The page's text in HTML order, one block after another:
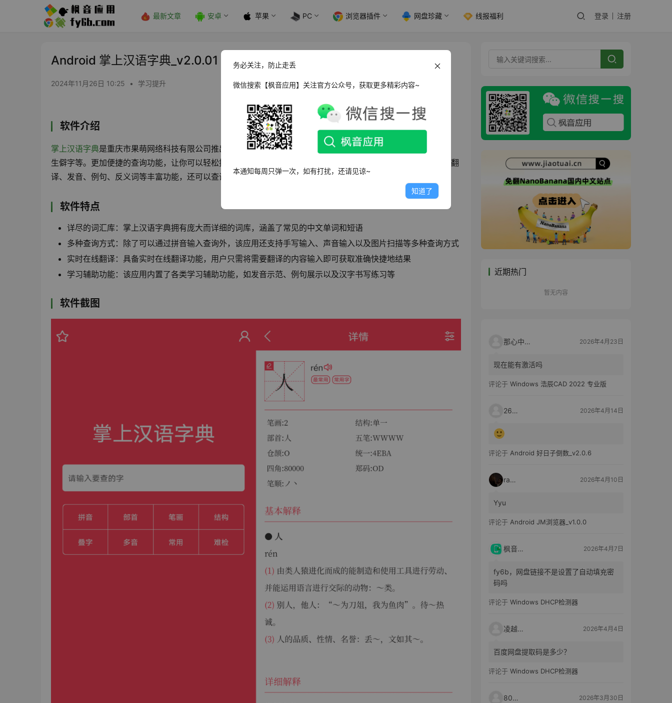
最新文章 安卓 苹果 PC 浏览器插件 网盘珍藏 线报福利 登录 注册
Android 掌上汉语字典_v2.0.01
2024年11月26日 10:25 • 学习提升
软件介绍
掌上汉语字典是重庆市果萌网络科技有限公司推出的 汉字查询APP，收录超过3万汉字，容纳了现代汉语中常用字、
生僻字等。更加便捷的查询功能，让你可以轻松搞定自己的汉字学习需求。所有的功能全部免费使用，提供中英文翻
译、发音、例句、反义词等丰富功能，还可以查询成语、俗语、近反义词等各种词汇。
软件特点
详尽的词汇库：掌上汉语字典拥有庞大而详细的词库，涵盖了常见的中文单词和短语
多种查询方式：除了可以通过拼音输入查询外，该应用还支持手写输入、声音输入以及图片扫描等多种查询方式
实时在线翻译：具备实时在线翻译功能，用户只需将需要翻译的内容输入即可获取准确快捷地结果
学习辅助功能：该应用内置了各类学习辅助功能，如发音示范、例句展示以及汉字书写练习等
软件截图
近期热门
暂无内容
那心中的话 2026年4月23日
现在能有激活吗
评论于 Windows 浩辰CAD 2022 专业版
2603 2026年4月14日
评论于 Android 好日子倒数_v2.0.6
raka 2026年4月10日
Yyu
评论于 Android JM浏览器_v1.0.0
枫音应用 2026年4月7日
fy6b，网盘链接不是设置了自动填充密
码吗
评论于 Windows DHCP检测器
凌越电子 2026年4月4日
百度网盘提取码是多少？
评论于 Windows DHCP检测器
80521 2026年3月30日
务必关注，防止走丢
微信搜索【枫音应用】关注官方公众号，获取更多精彩内容~
本通知每周只弹一次，如有打扰，还请见谅~
知道了